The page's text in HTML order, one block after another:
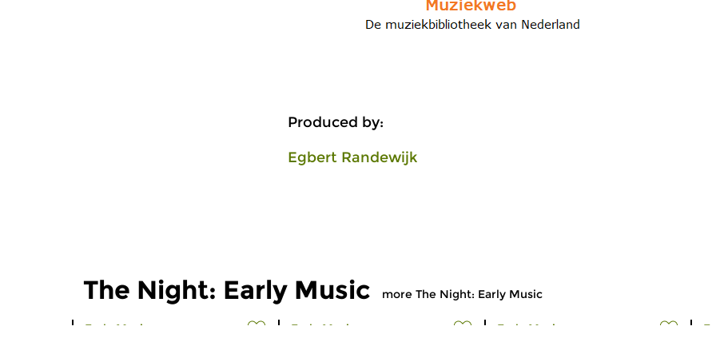
Produced by:
Egbert Randewijk
The Night: Early Music more The Night: Early Music
Early Music Early Music Early Music